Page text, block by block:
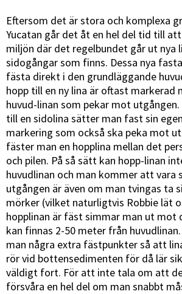
Eftersom det är stora och komplexa
Yucatan går det åt en hel del tid till
miljön där det regelbundet går ut nya
sidogångar som finns. Dessa nya
fästa direkt i den grundläggande
hopp till en ny lina är oftast markerad
huvud-linan som pekar mot utgången.
till en sidolina sätter man fast sin
markering som också ska peka mot
fäster man en hopplina mellan det
och pilen. På så sätt kan hopp-linan
huvudlinan och man kommer att vara
utgången är även om man tvingas ta
mörker (vilket naturligtvis Robbie lät
hopplinan är fäst simmar man ut mot
kan finnas 2-50 meter från
man några extra fästpunkter så att
rör vid bottensedimenten för då lär
väldigt fort. För att inte tala om att
försvåra en hel del om man snabbt